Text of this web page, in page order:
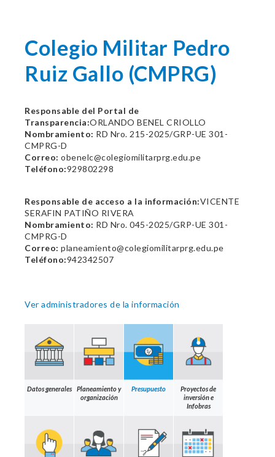
Colegio Militar Pedro
Ruiz Gallo (CMPRG)
Responsable del Portal de
Transparencia:ORLANDO BENEL CRIOLLO
Nombramiento: RD Nro. 215-2025/GRP-UE 301-
CMPRG-D
Correo: obenelc@colegiomilitarprg.edu.pe
Teléfono:929802298
Responsable de acceso a la información:VICENTE
SERAFIN PATIÑO RIVERA
Nombramiento: RD Nro. 045-2025/GRP-UE 301-
CMPRG-D
Correo: planeamiento@colegiomilitarprg.edu.pe
Teléfono:942342507
Ver administradores de la información
Datos generales
Planeamiento y
organización
Presupuesto
Proyectos de
inversión e
Infobras